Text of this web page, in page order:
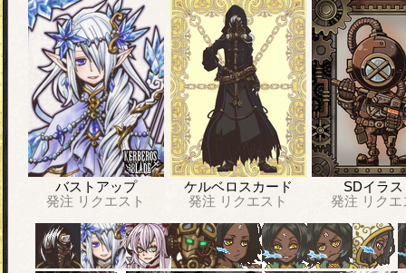
バストアップ
発注 リクエスト
ケルベロスカード
発注 リクエスト
SDイラス
発注 リク